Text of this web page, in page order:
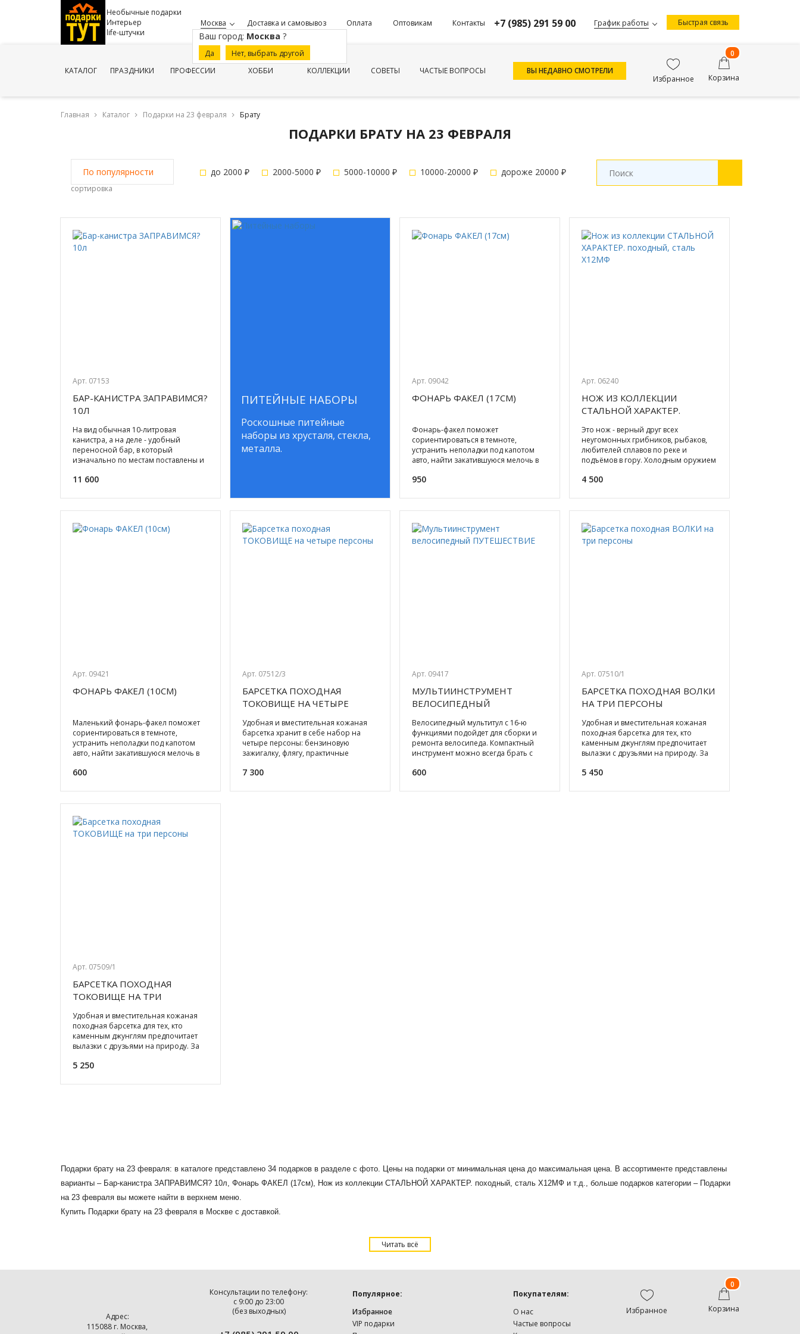
Необычные подарки
Интерьер
life-штучки
Москва
Ваш город: Москва ?
Да Нет, выбрать другой
Доставка и самовывоз Оплата Оптовикам Контакты +7 (985) 291 59 00 График работы Быстрая связь
КАТАЛОГ ПРАЗДНИКИ ПРОФЕССИИ ХОББИ КОЛЛЕКЦИИ СОВЕТЫ ЧАСТЫЕ ВОПРОСЫ
ВЫ НЕДАВНО СМОТРЕЛИ
Избранное
0
Корзина
Главная Каталог Подарки на 23 февраля Брату
ПОДАРКИ БРАТУ НА 23 ФЕВРАЛЯ
По популярности
сортировка
до 2000 ₽ 2000-5000 ₽ 5000-10000 ₽ 10000-20000 ₽ дороже 20000 ₽
Арт. 07153
БАР-КАНИСТРА ЗАПРАВИМСЯ?
10Л
На вид обычная 10-литровая
канистра, а на деле - удобный
переносной бар, в который
изначально по местам поставлены и
стаканов
11 600
ПИТЕЙНЫЕ НАБОРЫ
Роскошные питейные
наборы из хрусталя, стекла,
металла.
Арт. 09042
ФОНАРЬ ФАКЕЛ (17СМ)
Фонарь-факел поможет
сориентироваться в темноте,
устранить неполадки под капотом
авто, найти закатившуюся мелочь в
950
Арт. 06240
НОЖ ИЗ КОЛЛЕКЦИИ
СТАЛЬНОЙ ХАРАКТЕР.
Это нож - верный друг всех
неугомонных грибников, рыбаков,
любителей сплавов по реке и
подъёмов в гору. Холодным оружием
4 500
Арт. 09421
ФОНАРЬ ФАКЕЛ (10СМ)
Маленький фонарь-факел поможет
сориентироваться в темноте,
устранить неполадки под капотом
авто, найти закатившуюся мелочь в
600
Арт. 07512/3
БАРСЕТКА ПОХОДНАЯ
ТОКОВИЩЕ НА ЧЕТЫРЕ
ПЕРСОНЫ
Удобная и вместительная кожаная
барсетка хранит в себе набор на
четыре персоны: бензиновую
зажигалку, флягу, практичные
7 300
Арт. 09417
МУЛЬТИИНСТРУМЕНТ
ВЕЛОСИПЕДНЫЙ
Велосипедный мультитул с 16-ю
функциями подойдет для сборки и
ремонта велосипеда. Компактный
инструмент можно всегда брать с
600
Арт. 07510/1
БАРСЕТКА ПОХОДНАЯ ВОЛКИ
НА ТРИ ПЕРСОНЫ
Удобная и вместительная кожаная
походная барсетка для тех, кто
каменным джунглям предпочитает
вылазки с друзьями на природу. За
5 450
Арт. 07509/1
БАРСЕТКА ПОХОДНАЯ
ТОКОВИЩЕ НА ТРИ
ПЕРСОНЫ
Удобная и вместительная кожаная
походная барсетка для тех, кто
каменным джунглям предпочитает
вылазки с друзьями на природу. За
5 250
Подарки брату на 23 февраля: в каталоге представлено 34 подарков в разделе с фото. Цены на подарки от минимальная цена до максимальная цена. В ассортименте представлены
варианты – Бар-канистра ЗАПРАВИМСЯ? 10л, Фонарь ФАКЕЛ (17см), Нож из коллекции СТАЛЬНОЙ ХАРАКТЕР. походный, сталь Х12МФ и т.д., больше подарков категории – Подарки
на 23 февраля вы можете найти в верхнем меню.
Купить Подарки брату на 23 февраля в Москве с доставкой.
Читать всё
Адрес:
115088 г. Москва,
Консультации по телефону:
с 9:00 до 23:00
(без выходных)
Популярное:
Избранное
VIP подарки
Покупателям:
О нас
Частые вопросы
Избранное
0
Корзина